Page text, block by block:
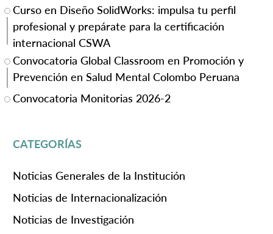
Curso en Diseño SolidWorks: impulsa tu perfil
profesional y prepárate para la certificación
internacional CSWA
Convocatoria Global Classroom en Promoción y
Prevención en Salud Mental Colombo Peruana
Convocatoria Monitorias 2026-2
CATEGORÍAS
Noticias Generales de la Institución
Noticias de Internacionalización
Noticias de Investigación